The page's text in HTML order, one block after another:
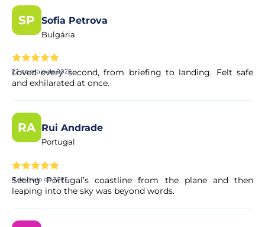
SP Sofia Petrova
Bulgária
22 de maio de 2025
Loved every second, from briefing to landing. Felt safe
and exhilarated at once.
RA Rui Andrade
Portugal
8 de maio de 2025
Seeing Portugal’s coastline from the plane and then
leaping into the sky was beyond words.